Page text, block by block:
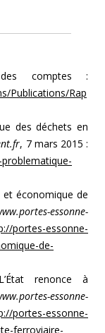
comptes :
Publications/Rap
des déchets en
, 7 mars 2015 :
et économique de
essonne-
portes-essonne-
de-
renonce à
essonne-
portes-essonne-
ferroviaire-